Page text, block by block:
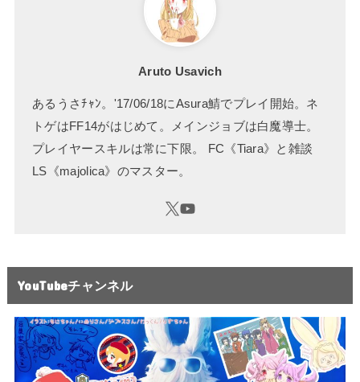
Aruto Usavich
あるうさﾁｬﾝ。'17/06/18にAsura鯖でプレイ開始。ネ
トゲはFF14がはじめて。メインジョブは白魔導士。
プレイヤースキルは常に下限。 FC《Tiara》と雑談
LS《majolica》のマスター。
YouTubeチャンネル